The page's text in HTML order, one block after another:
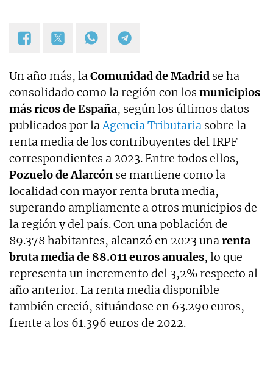
Un año más, laComunidad de Madrid se ha
consolidado como la región con los municipios
más ricos de España, según los últimos datos
publicados por laAgencia Tributaria sobre la
renta media de los contribuyentes del IRPF
correspondientes a 2023. Entre todos ellos,
Pozuelo de Alarcón se mantiene como la
localidad con mayor renta bruta media,
superando ampliamente a otros municipios de
la región y del país. Con una población de
89.378 habitantes, alcanzó en 2023 unarenta
bruta media de 88.011 euros anuales, lo que
representa un incremento del 3,2% respecto al
año anterior. La renta media disponible
también creció, situándose en 63.290 euros,
frente a los 61.396 euros de 2022.